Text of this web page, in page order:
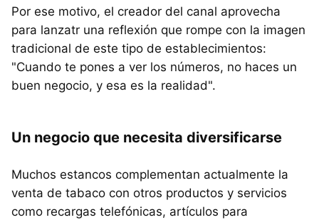
Por ese motivo, el creador del canal aprovecha
para lanzatr una reflexión que rompe con la imagen
tradicional de este tipo de establecimientos:
"Cuando te pones a ver los números, no haces un
buen negocio, y esa es la realidad".
Un negocio que necesita diversificarse
Muchos estancos complementan actualmente la
venta de tabaco con otros productos y servicios
como recargas telefónicas, artículos para